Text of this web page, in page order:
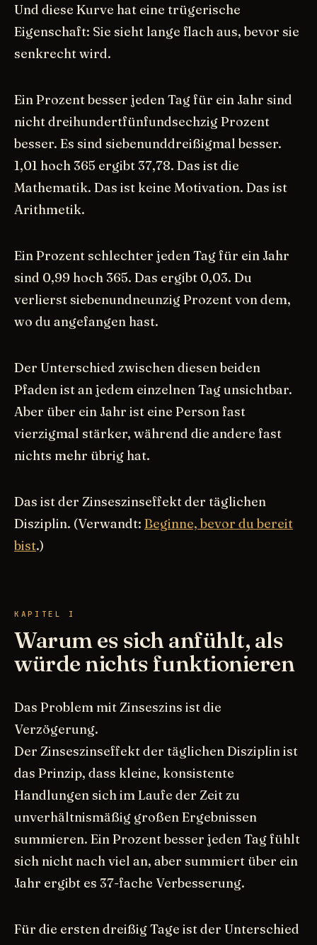
Und diese Kurve hat eine trügerische
Eigenschaft: Sie sieht lange flach aus, bevor sie
senkrecht wird.
Ein Prozent besser jeden Tag für ein Jahr sind
nicht dreihundertfünfundsechzig Prozent
besser. Es sind siebenunddreißigmal besser.
1,01 hoch 365 ergibt 37,78. Das ist die
Mathematik. Das ist keine Motivation. Das ist
Arithmetik.
Ein Prozent schlechter jeden Tag für ein Jahr
sind 0,99 hoch 365. Das ergibt 0,03. Du
verlierst siebenundneunzig Prozent von dem,
wo du angefangen hast.
Der Unterschied zwischen diesen beiden
Pfaden ist an jedem einzelnen Tag unsichtbar.
Aber über ein Jahr ist eine Person fast
vierzigmal stärker, während die andere fast
nichts mehr übrig hat.
Das ist der Zinseszinseffekt der täglichen
Disziplin. (Verwandt: Beginne, bevor du bereit
bist.)
KAPITEL I
Warum es sich anfühlt, als
würde nichts funktionieren
Das Problem mit Zinseszins ist die
Verzögerung.
Der Zinseszinseffekt der täglichen Disziplin ist
das Prinzip, dass kleine, konsistente
Handlungen sich im Laufe der Zeit zu
unverhältnismäßig großen Ergebnissen
summieren. Ein Prozent besser jeden Tag fühlt
sich nicht nach viel an, aber summiert über ein
Jahr ergibt es 37-fache Verbesserung.
Für die ersten dreißig Tage ist der Unterschied